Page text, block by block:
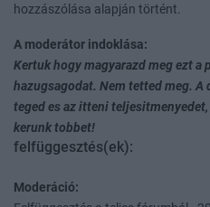
hozzászólása alapján történt.
A moderátor indoklása:
Kertuk hogy magyarazd meg ezt a
hazugsagodat. Nem tetted meg. A
teged es az itteni
kerunk tobbet!
felfüggesztés(ek):
Moderáció: